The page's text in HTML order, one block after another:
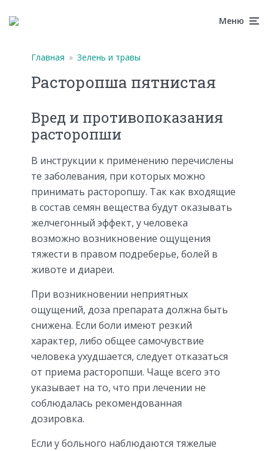
Меню
Главная » Зелень и травы
Расторопша пятнистая
Вред и противопоказания
расторопши
В инструкции к применению перечислены
те заболевания, при которых можно
принимать расторопшу. Так как входящие
в состав семян вещества будут оказывать
желчегонный эффект, у человека
возможно возникновение ощущения
тяжести в правом подреберье, болей в
животе и диареи.
При возникновении неприятных
ощущений, доза препарата должна быть
снижена. Если боли имеют резкий
характер, либо общее самочувствие
человека ухудшается, следует отказаться
от приема расторопши. Чаще всего это
указывает на то, что при лечении не
соблюдалась рекомендованная
дозировка.
Если у больного наблюдаются тяжелые